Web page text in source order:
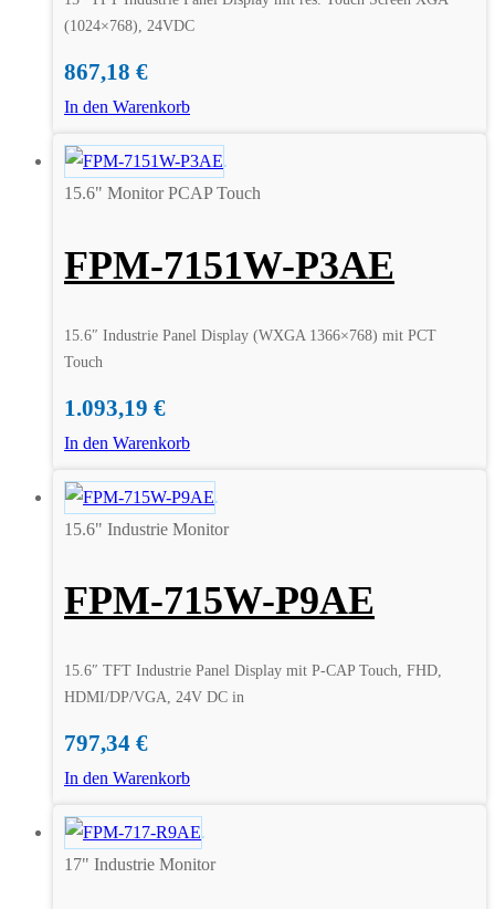
(1024×768), 24VDC
867,18 €
In den Warenkorb
15.6" Monitor PCAP Touch
FPM-7151W-P3AE
15.6″ Industrie Panel Display (WXGA 1366×768) mit PCT
Touch
1.093,19 €
In den Warenkorb
15.6" Industrie Monitor
FPM-715W-P9AE
15.6″ TFT Industrie Panel Display mit P-CAP Touch, FHD,
HDMI/DP/VGA, 24V DC in
797,34 €
In den Warenkorb
17" Industrie Monitor